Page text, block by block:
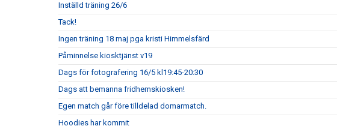
Inställd träning 26/6
Tack!
Ingen träning 18 maj pga kristi Himmelsfärd
Påminnelse kiosktjänst v19
Dags för fotografering 16/5 kl19:45-20:30
Dags att bemanna fridhemskiosken!
Egen match går före tilldelad domarmatch.
Hoodies har kommit